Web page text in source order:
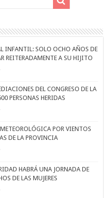
INFANTIL: SOLO OCHO AÑOS DE
REITERADAMENTE A SU HIJITO
DEL CONGRESO DE LA
PERSONAS HERIDAS
POR VIENTOS
DE LA PROVINCIA
HABRÁ UNA JORNADA DE
DE LAS MUJERES